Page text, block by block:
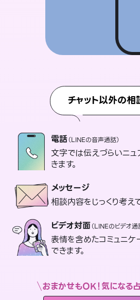
チャット以外の
電話（LINEの音声通話）
文字では伝えづらいニ
きます。
メッセージ
相談内容をじっくり考え
ビデオ対面（LINEのビデオ通
表情を含めたコミュニケ
できます。
おまかせもOK！気になる